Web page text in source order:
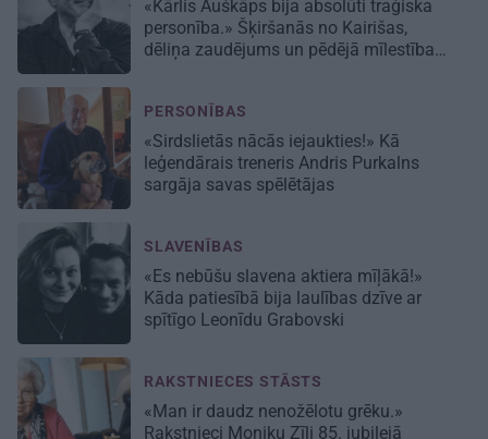
«Kārlis Auškāps bija absolūti traģiska
personība.» Šķiršanās no Kairišas,
dēliņa zaudējums un pēdējā mīlestība
PERSONĪBAS
«Sirdslietās nācās iejaukties!» Kā
leģendārais treneris Andris Purkalns
sargāja savas spēlētājas
SLAVENĪBAS
«Es nebūšu slavena aktiera mīļākā!»
Kāda patiesībā bija laulības dzīve ar
spītīgo Leonīdu Grabovski
RAKSTNIECES STĀSTS
«Man ir daudz nenožēlotu grēku.»
Rakstnieci Moniku Zīli 85. jubilejā